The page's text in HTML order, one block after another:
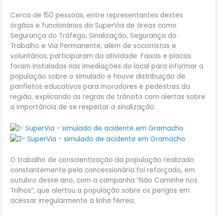
Cerca de 150 pessoas, entre representantes destes
órgãos e funcionários da SuperVia de áreas como
Segurança do Tráfego, Sinalização, Segurança do
Trabalho e Via Permanente, além de socorristas e
voluntários, participaram da atividade. Faixas e placas
foram instaladas nas imediações do local para informar a
população sobre o simulado e houve distribuição de
panfletos educativos para moradores e pedestres da
região, explicando as regras de trânsito com alertas sobre
a importância de se respeitar a sinalização.
O trabalho de conscientização da população realizado
constantemente pela concessionária foi reforçado, em
outubro desse ano, com a campanha “Não Caminhe nos
Trilhos”, que alertou a população sobre os perigos em
acessar irregularmente a linha férrea.